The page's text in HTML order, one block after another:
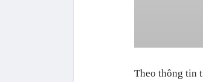
Theo thông tin